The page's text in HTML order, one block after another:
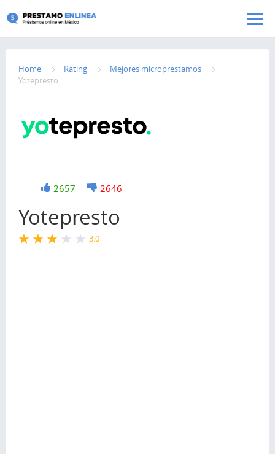
Pasar al contenido principal
Home Rating
Mejores microprestamos
Yotepresto
+1 2657 -1 2646
Yotepresto
3.0